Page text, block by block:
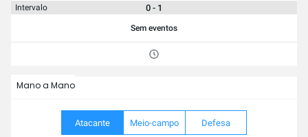
Intervalo 0 - 1
Sem eventos
Mano a Mano
Atacante Meio-campo Defesa